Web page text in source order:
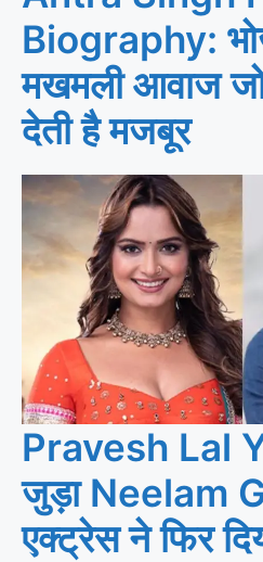
Biography:
मखमली आवाज
देती है मजबूर
Pravesh Lal
जुड़ा Neelam
एक्ट्रेस ने फिर